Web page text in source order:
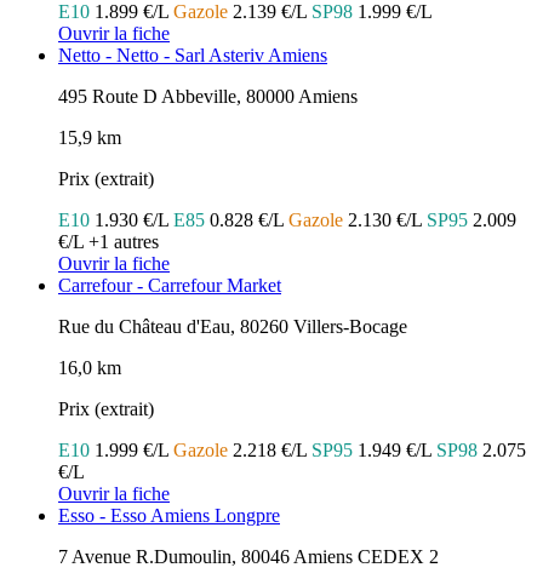
E10 1.899 €/L Gazole 2.139 €/L SP98 1.999 €/L
Ouvrir la fiche
Netto - Netto - Sarl Asteriv Amiens
495 Route D Abbeville, 80000 Amiens
15,9 km
Prix (extrait)
E10 1.930 €/L E85 0.828 €/L Gazole 2.130 €/L SP95 2.009
€/L +1 autres
Ouvrir la fiche
Carrefour - Carrefour Market
Rue du Château d'Eau, 80260 Villers-Bocage
16,0 km
Prix (extrait)
E10 1.999 €/L Gazole 2.218 €/L SP95 1.949 €/L SP98 2.075
€/L
Ouvrir la fiche
Esso - Esso Amiens Longpre
7 Avenue R.Dumoulin, 80046 Amiens CEDEX 2